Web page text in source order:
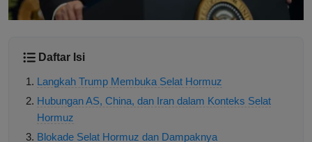
Daftar Isi
Langkah Trump Membuka Selat Hormuz
Hubungan AS, China, dan Iran dalam Konteks Selat
Hormuz
Blokade Selat Hormuz dan Dampaknya